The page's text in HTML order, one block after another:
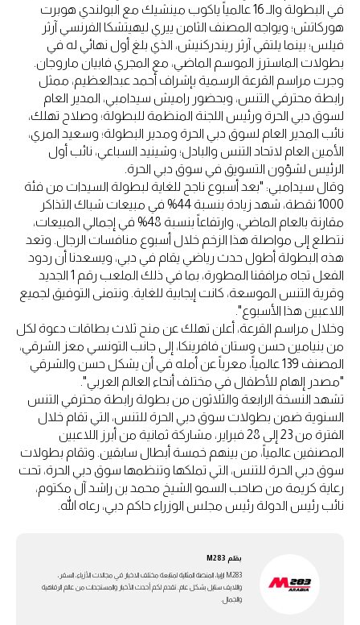
في البطولة والـ 16 عالمياً ياكوب مينشيك مع البولندي هوبرت
هوركاتش؛ ويواجه المصنف الثامن ييري ليهيتشكا الفرنسي آرثر
فيلس؛ بينما يلتقي آرثر ريندركنيش، الذي بلغ أول نهائي له في
بطولات الماسترز الموسم الماضي، مع المجري فابيان ماروجان.
وجرت مراسم القرعة الرسمية بإشراف أحمد عبدالعظيم، ممثل
رابطة محترفي التنس، وبحضور راميش سيدامبي، المدير العام
لسوق دبي الحرة ورئيس اللجنة المنظمة للبطولة؛ وصلاح تهلك،
نائب المدير العام لسوق دبي الحرة ومدير البطولة؛ وسعيد المري،
الأمين العام لاتحاد التنس والبادل؛ وشينيد السباعي، نائب أول
الرئيس لشؤون التسويق في سوق دبي الحرة.
وقال سيدامبي: "بعد أسبوع ناجح للغاية لبطولة السيدات من فئة
1000 نقطة، شهد زيادة بنسبة 44% في مبيعات شباك التذاكر
مقارنة بالعام الماضي، وارتفاعاً بنسبة 48% في إجمالي المبيعات،
نتطلع إلى مواصلة هذا الزخم خلال أسبوع منافسات الرجال. وتعد
هذه البطولة أطول حدث رياضي يقام في دبي، ويسعدنا أن ردود
الفعل تجاه مرافقنا المطورة، بما في ذلك الملعب رقم 1 الجديد
وقرية التنس الموسعة، كانت إيجابية للغاية. ونتمنى التوفيق لجميع
اللاعبين هذا الأسبوع".
وخلال مراسم القرعة، أعلن تهلك عن منح ثلاث بطاقات دعوة لكل
من بنيامين حسن وستان فافرينكا، إلى جانب التونسي معز الشرقي،
المصنف 139 عالمياً، معرباً عن أمله في أن يشكل حسن والشرقي
"مصدر إلهام للأطفال في مختلف أنحاء العالم العربي".
تشهد النسخة الرابعة والثلاثون من بطولة رابطة محترفي التنس
السنوية ضمن بطولات سوق دبي الحرة للتنس، التي تقام خلال
الفترة من 23 إلى 28 فبراير، مشاركة ثمانية من أبرز اللاعبين
المصنفين عالمياً، من بينهم خمسة أبطال سابقين. وتقام بطولات
سوق دبي الحرة للتنس، التي تملكها وتنظمها سوق دبي الحرة، تحت
رعاية كريمة من صاحب السمو الشيخ محمد بن راشد آل مكتوم،
نائب رئيس الدولة رئيس مجلس الوزراء حاكم دبي، رعاه الله.
بقلم M283
M283 ارابيا، المنصة المثالية لمتابعة مختلف الاخبار في مجالات الأزياء، السفر،
واللايف ستايل بشكل عام. تقدم لكم أحدث الأخبار والمستجدات من عالم الرفاهية
والجمال.